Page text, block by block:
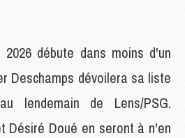
débute dans moins d'un
Deschamps dévoilera sa liste
lendemain de Lens/PSG.
Désiré Doué en seront à n'en